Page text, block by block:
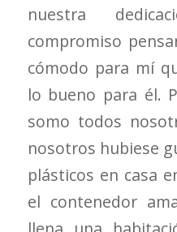
nuestra
compromiso
cómodo para mí
lo bueno para él.
somo todos
nosotros hubiese
plásticos en casa
el contenedor